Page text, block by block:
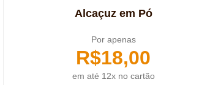
Alcaçuz em Pó
Por apenas
R$18,00
em até 12x no cartão